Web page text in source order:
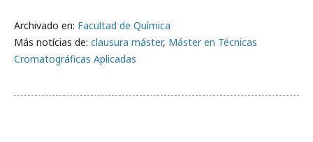
Archivado en: Facultad de Química
Más notícias de: clausura máster, Máster en Técnicas
Cromatográficas Aplicadas